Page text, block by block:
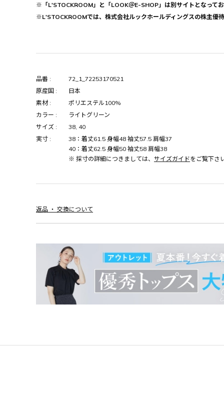
※「L'STOCKROOM」と「LOOK＠E-SHOP」は別サイトとなって
※L'STOCKROOMでは、株式会社ルックホールディングスの株主優
品番 :
72_1_72253170521
原産国 :
日本
素材 :
ポリエステル100%
カラー :
ライトグリーン
サイズ :
38, 40
実寸 :
38：着丈61.5 身幅48 袖丈57.5 肩幅37
40：着丈62.5 身幅50 袖丈58 肩幅38
※ 採寸の詳細につきましては、 サイズガイドをご覧下さ
返品 ・ 交換について